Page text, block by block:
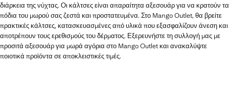
διάρκεια της νύχτας. Οι κάλτσες είναι απαραίτητα αξεσουάρ για να κρατούν τα
πόδια του μωρού σας ζεστά και προστατευμένα. Στο Mango Outlet, θα βρείτε
πρακτικές κάλτσες, κατασκευασμένες από υλικά που εξασφαλίζουν άνεση και
αποτρέπουν τους ερεθισμούς του δέρματος. Εξερευνήστε τη συλλογή μας με
προσιτά αξεσουάρ για μωρά αγόρια στο Mango Outlet και ανακαλύψτε
ποιοτικά προϊόντα σε αποκλειστικές τιμές.